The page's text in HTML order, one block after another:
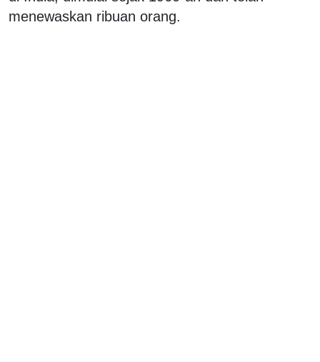
menewaskan ribuan orang.